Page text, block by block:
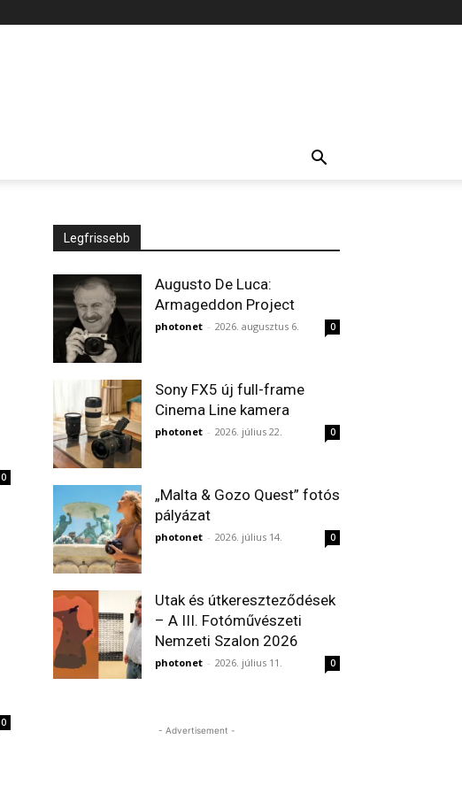
0
0
Legfrissebb
Augusto De Luca:
Armageddon Project
photonet - 2026. augusztus 6. 0
Sony FX5 új full-frame
Cinema Line kamera
photonet - 2026. július 22. 0
„Malta & Gozo Quest” fotós
pályázat
photonet - 2026. július 14. 0
Utak és útkereszteződések
– A III. Fotóművészeti
Nemzeti Szalon 2026
photonet - 2026. július 11. 0
- Advertisement -